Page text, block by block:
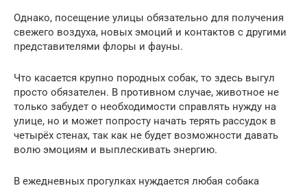
Однако, посещение улицы обязательно для получения
свежего воздуха, новых эмоций и контактов с другими
представителями флоры и фауны.
Что касается крупно породных собак, то здесь выгул
просто обязателен. В противном случае, животное не
только забудет о необходимости справлять нужду на
улице, но и может попросту начать терять рассудок в
четырёх стенах, так как не будет возможности давать
волю эмоциям и выплескивать энергию.
В ежедневных прогулках нуждается любая собака